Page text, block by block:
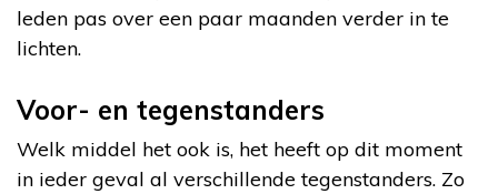
leden pas over een paar maanden verder in te
lichten.
Voor- en tegenstanders
Welk middel het ook is, het heeft op dit moment
in ieder geval al verschillende tegenstanders. Zo